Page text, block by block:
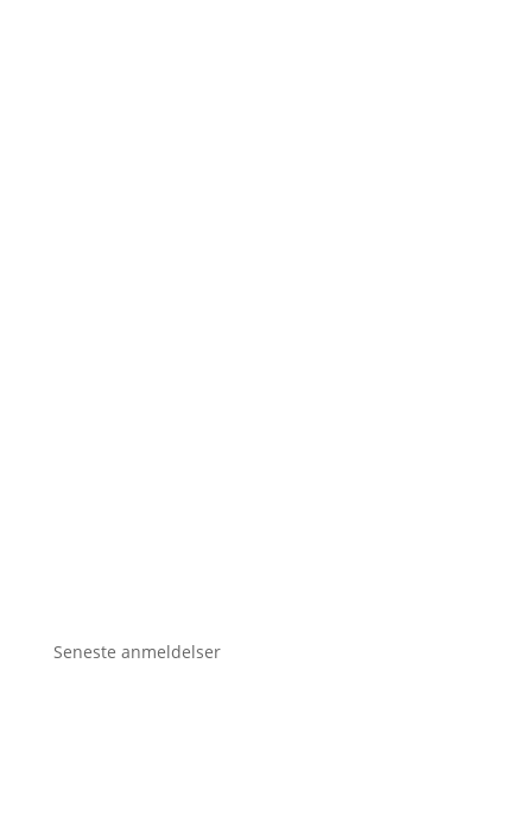
Seneste anmeldelser